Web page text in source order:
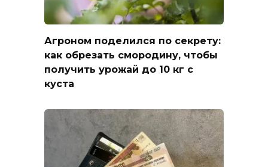
Агроном поделился по секрету:
как обрезать смородину, чтобы
получить урожай до 10 кг с
куста